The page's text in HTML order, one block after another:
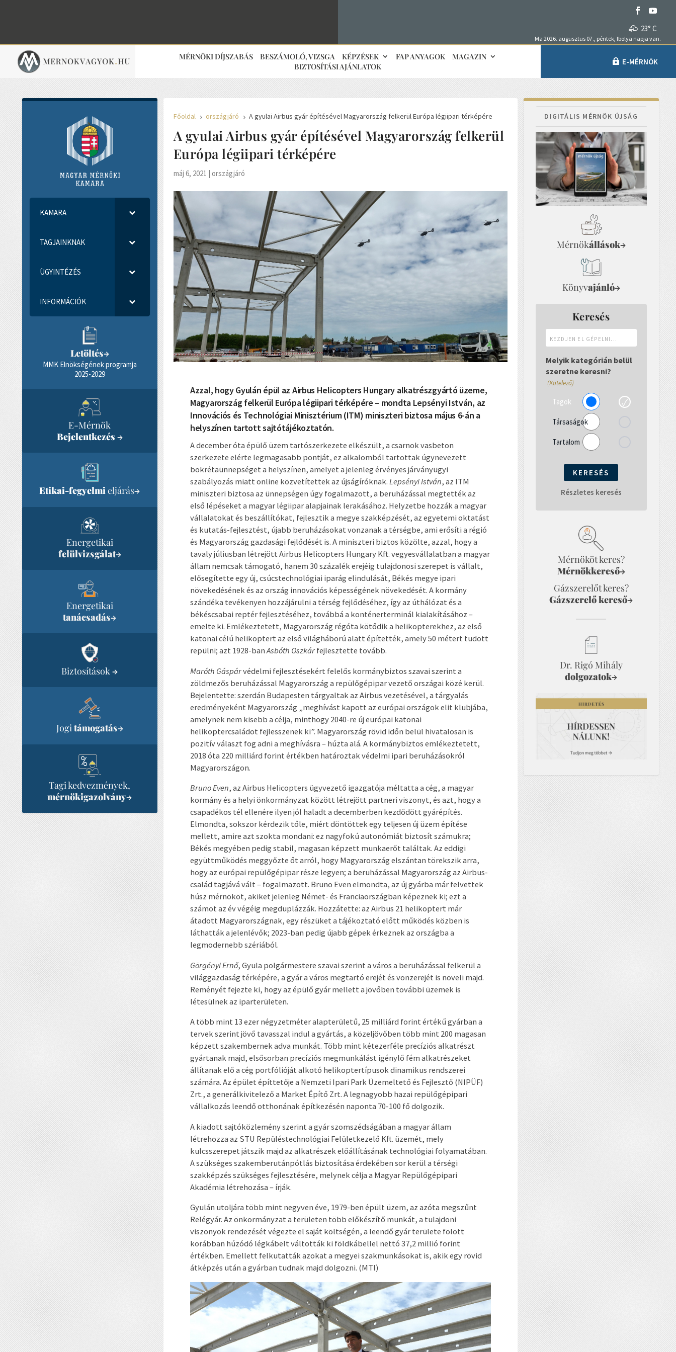
23° C
Ma 2026. augusztus 07., péntek, Ibolya napja van.
MÉRNÖKI DÍJSZABÁS BESZÁMOLÓ, VIZSGA KÉPZÉSEK FAP ANYAGOK
MAGAZIN
BIZTOSÍTÁSI AJÁNLATOK
E-MÉRNÖK
KAMARA
TAGJAINKNAK
ÜGYINTÉZÉS
INFORMÁCIÓK
Letöltés→
MMK Elnökségének programja
2025-2029
E-Mérnök
Bejelentkezés →
Etikai-fegyelmieljárás→
Energetikai
felülvizsgálat→
Energetikai
tanácsadás→
Biztosítások→
Jogitámogatás→
Tagi kedvezmények,
mérnökigazolvány→
Főoldal 5 országjáró 5 A gyulai Airbus gyár építésével Magyarország felkerül Európa légiipari térképére
A gyulai Airbus gyár építésével Magyarország felkerül
Európa légiipari térképére
máj 6, 2021 | országjáró
Azzal, hogy Gyulán épül az Airbus Helicopters Hungary alkatrészgyártó üzeme,
Magyarország felkerül Európa légiipari térképére – mondta Lepsényi István, az
Innovációs és Technológiai Minisztérium (ITM) miniszteri biztosa május 6-án a
helyszínen tartott sajtótájékoztatón.
A december óta épülő üzem tartószerkezete elkészült, a csarnok vasbeton
szerkezete elérte legmagasabb pontját, ez alkalomból tartottak úgynevezett
bokrétaünnepséget a helyszínen, amelyet a jelenleg érvényes járványügyi
szabályozás miatt online közvetítettek az újságíróknak. Lepsényi István, az ITM
miniszteri biztosa az ünnepségen úgy fogalmazott, a beruházással megtették az
első lépéseket a magyar légiipar alapjainak lerakásához. Helyzetbe hozzák a magyar
vállalatokat és beszállítókat, fejlesztik a megye szakképzését, az egyetemi oktatást
és kutatás-fejlesztést, újabb beruházásokat vonzanak a térségbe, ami erősíti a régió
és Magyarország gazdasági fejlődését is. A miniszteri biztos közölte, azzal, hogy a
tavaly júliusban létrejött Airbus Helicopters Hungary Kft. vegyesvállalatban a magyar
állam nemcsak támogató, hanem 30 százalék erejéig tulajdonosi szerepet is vállalt,
elősegítette egy új, csúcstechnológiai iparág elindulását, Békés megye ipari
növekedésének és az ország innovációs képességének növekedését. A kormány
szándéka tevékenyen hozzájárulni a térség fejlődéséhez, így az úthálózat és a
békéscsabai reptér fejlesztéséhez, továbbá a konténerterminál kialakításához –
emelte ki. Emlékeztetett, Magyarország régóta kötődik a helikopterekhez, az első
katonai célú helikoptert az első világháború alatt építették, amely 50 métert tudott
repülni; azt 1928-banAsbóth Oszkár fejlesztette tovább.
Maróth Gáspárvédelmi fejlesztésekért felelős kormánybiztos szavai szerint a
zöldmezős beruházással Magyarország a repülőgépipar vezető országai közé kerül.
Bejelentette: szerdán Budapesten tárgyaltak az Airbus vezetésével, a tárgyalás
eredményeként Magyarország „meghívást kapott az európai országok elit klubjába,
amelynek nem kisebb a célja, minthogy 2040-re új európai katonai
helikoptercsaládot fejlesszenek ki”. Magyarország rövid időn belül hivatalosan is
pozitív választ fog adni a meghívásra – húzta alá. A kormánybiztos emlékeztetett,
2018 óta 220 milliárd forint értékben határoztak védelmi ipari beruházásokról
Magyarországon.
Bruno Even, az Airbus Helicopters ügyvezető igazgatója méltatta a cég, a magyar
kormány és a helyi önkormányzat között létrejött partneri viszonyt, és azt, hogy a
csapadékos tél ellenére ilyen jól haladt a decemberben kezdődött gyárépítés.
Elmondta, sokszor kérdezik tőle, miért döntöttek egy teljesen új üzem építése
mellett, amire azt szokta mondani: ez nagyfokú autonómiát biztosít számukra;
Békés megyében pedig stabil, magasan képzett munkaerőt találtak. Az eddigi
együttműködés meggyőzte őt arról, hogy Magyarország elszántan törekszik arra,
hogy az európai repülőgépipar része legyen; a beruházással Magyarország az Airbus-
család tagjává vált – fogalmazott. Bruno Even elmondta, az új gyárba már felvettek
húsz mérnököt, akiket jelenleg Német- és Franciaországban képeznek ki; ezt a
számot az év végéig megduplázzák. Hozzátette: az Airbus 21 helikoptert már
átadott Magyarországnak, egy részüket a tájékoztató előtt működés közben is
láthatták a jelenlévők; 2023-ban pedig újabb gépek érkeznek az országba a
legmodernebb szériából.
Görgényi Ernő, Gyula polgármestere szavai szerint a város a beruházással felkerül a
világgazdaság térképére, a gyár a város megtartó erejét és vonzerejét is növeli majd.
Reményét fejezte ki, hogy az épülő gyár mellett a jövőben további üzemek is
létesülnek az iparterületen.
A több mint 13 ezer négyzetméter alapterületű, 25 milliárd forint értékű gyárban a
tervek szerint jövő tavasszal indul a gyártás, a közeljövőben több mint 200 magasan
képzett szakembernek adva munkát. Több mint kétezerféle precíziós alkatrészt
gyártanak majd, elsősorban precíziós megmunkálást igénylő fém alkatrészeket
állítanak elő a cég portfólióját alkotó helikoptertípusok dinamikus rendszerei
számára. Az épület építtetője a Nemzeti Ipari Park Üzemeltető és Fejlesztő (NIPÜF)
Zrt., a generálkivitelező a Market Építő Zrt. A legnagyobb hazai repülőgépipari
vállalkozás leendő otthonának építkezésén naponta 70-100 fő dolgozik.
A kiadott sajtóközlemény szerint a gyár szomszédságában a magyar állam
létrehozza az STU Repüléstechnológiai Felületkezelő Kft. üzemét, mely
kulcsszerepet játszik majd az alkatrészek előállításának technológiai folyamatában.
A szükséges szakemberutánpótlás biztosítása érdekében sor kerül a térségi
szakképzés szükséges fejlesztésére, melynek célja a Magyar Repülőgépipari
Akadémia létrehozása – írják.
Gyulán utoljára több mint negyven éve, 1979-ben épült üzem, az azóta megszűnt
Relégyár. Az önkormányzat a területen több előkészítő munkát, a tulajdoni
viszonyok rendezését végezte el saját költségén, a leendő gyár területe fölött
korábban húzódó légkábelt váltották ki földkábellel nettó 37,2 millió forint
értékben. Emellett felkutatták azokat a megyei szakmunkásokat is, akik egy rövid
átképzés után a gyárban tudnak majd dolgozni. (MTI)
DIGITÁLIS MÉRNÖK ÚJSÁG
Mérnökállások→
Könyvajánló→
Keresés
el
gépelni...
Melyik kategórián belül
szeretne keresni?
(Kötelező)
Tagok
Társaságok
Tartalom
Részletes keresés
Mérnököt keres?
Mérnökkereső→
Gázszerelőt keres?
Gázszerelő kereső→
Dr. Rigó Mihály
dolgozatok→